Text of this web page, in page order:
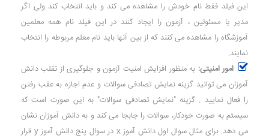
این فیلد فقط نام خودش را مشاهده می کند و باید انتخاب کند ولی اگر
مدیر یا مسئولین ، آزمون را ایجاد کنند در این فیلد نام همه معلمین
آموزشگاه را مشاهده می کنند که از بین آنها باید نام معلم مربوطه را انتخاب
نمایند.
امور امنیتی: به منظور افزایش امنیت آزمون و جلوگیری از تقلب دانش
آموزان می توانید گزینه نمایش تصادفی سوالات و عدم اجازه به عقب رفتن
را فعال نمایید . گزینه "نمایش تصادفی سوالات" به این صورت است که
سیستم به صورت خودکار، سوالات را جابجا می کند و به دانش آموزان نشان
می دهد. برای مثال سوال اول دانش آموز x در سوال پنج دانش آموز y قرار